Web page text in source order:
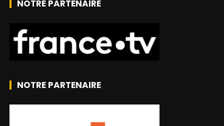
NOTRE PARTENAIRE
NOTRE PARTENAIRE